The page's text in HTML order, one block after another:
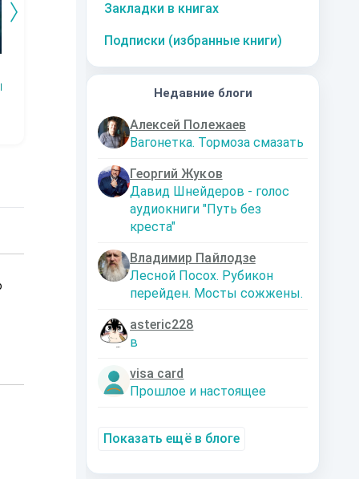
Закладки в книгах
Подписки (избранные книги)
Недавние блоги
Алексей Полежаев
Вагонетка. Тормоза смазать
Георгий Жуков
Давид Шнейдеров - голос
аудиокниги "Путь без
креста"
Владимир Пайлодзе
Лесной Посох. Рубикон
перейден. Мосты сожжены.
asteric228
в
visa card
Прошлое и настоящее
Показать ещё в блоге
Наталья
Технарь.
Константин
Муравьев
Заместитель